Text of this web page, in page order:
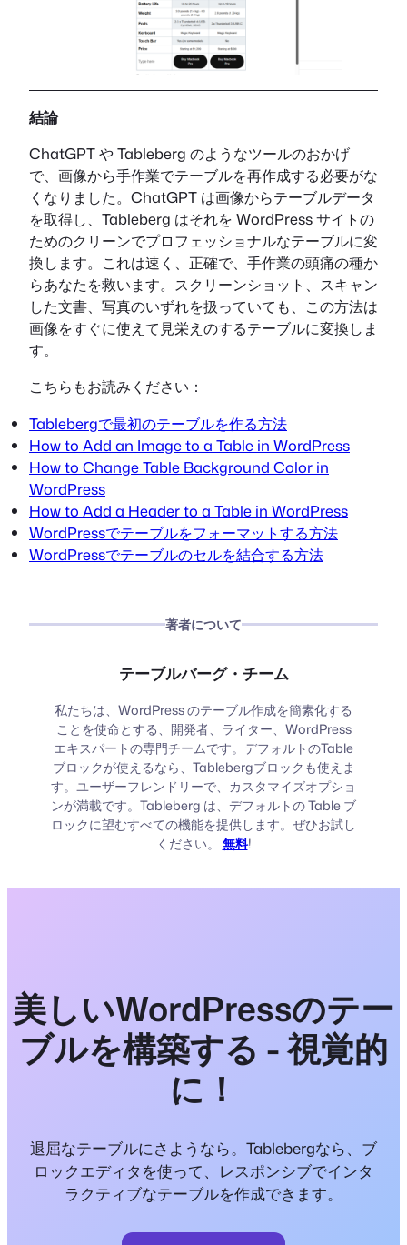
結論
ChatGPT や Tableberg のようなツールのおかげ
で、画像から手作業でテーブルを再作成する必要がな
くなりました。ChatGPT は画像からテーブルデータ
を取得し、Tableberg はそれを WordPress サイトの
ためのクリーンでプロフェッショナルなテーブルに変
換します。これは速く、正確で、手作業の頭痛の種か
らあなたを救います。スクリーンショット、スキャン
した文書、写真のいずれを扱っていても、この方法は
画像をすぐに使えて見栄えのするテーブルに変換しま
す。
こちらもお読みください：
Tablebergで最初のテーブルを作る方法
How to Add an Image to a Table in WordPress
How to Change Table Background Color in
WordPress
How to Add a Header to a Table in WordPress
WordPressでテーブルをフォーマットする方法
WordPressでテーブルのセルを結合する方法
著者について
テーブルバーグ・チーム
私たちは、WordPress のテーブル作成を簡素化する
ことを使命とする、開発者、ライター、WordPress
エキスパートの専門チームです。デフォルトのTable
ブロックが使えるなら、Tablebergブロックも使えま
す。ユーザーフレンドリーで、カスタマイズオプショ
ンが満載です。Tableberg は、デフォルトの Table ブ
ロックに望むすべての機能を提供します。ぜひお試し
ください。 無料!
美しいWordPressのテー
ブルを構築する - 視覚的
に！
退屈なテーブルにさようなら。Tablebergなら、ブ
ロックエディタを使って、レスポンシブでインタ
ラクティブなテーブルを作成できます。